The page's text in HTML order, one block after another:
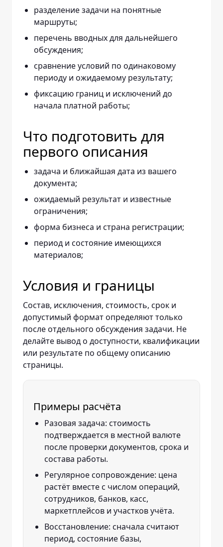
разделение задачи на понятные
маршруты;
перечень вводных для дальнейшего
обсуждения;
сравнение условий по одинаковому
периоду и ожидаемому результату;
фиксацию границ и исключений до
начала платной работы;
Что подготовить для
первого описания
задача и ближайшая дата из вашего
документа;
ожидаемый результат и известные
ограничения;
форма бизнеса и страна регистрации;
период и состояние имеющихся
материалов;
Условия и границы
Состав, исключения, стоимость, срок и
допустимый формат определяют только
после отдельного обсуждения задачи. Не
делайте вывод о доступности, квалификации
или результате по общему описанию
страницы.
Примеры расчёта
Разовая задача: стоимость
подтверждается в местной валюте
после проверки документов, срока и
состава работы.
Регулярное сопровождение: цена
растёт вместе с числом операций,
сотрудников, банков, касс,
маркетплейсов и участков учёта.
Восстановление: сначала считают
период, состояние базы,